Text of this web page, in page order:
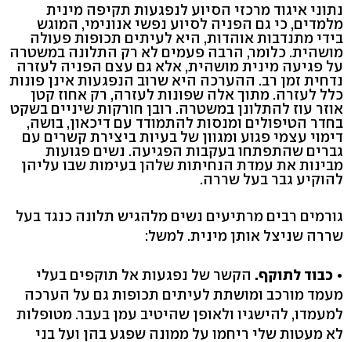
נתוני איגוד מרכזי הסיוע לנפגעות תקיפה מינית
מלמדים, כי גם הפניה לסיוע נפשי אנונימי, המוגש
בידי מתנדבות אוהדות, היא לעיתים תכופות פעולה
מושהית. כלומר, הרבה פעמים לא רק התלונה במשטרה
על פגיעה מינית מושהית, אלא גם עצם הפניה לעזרה
נדחית זמן רב. ההערכה היא שרוב הנפגעות אינן פונות
כלל לעזרה. מתוך אלה שפונות לעזרה, רק אחוז קטן
אוזר עוז להתלונן במשטרה. רובן חורקות שיניים בשקט
בחדר הטיפולים ומנסות להתמודד עם דיכאון, בושה,
דימוי עצמי פגוע ומגוון של בעיות ביצירת קשרים עם
גברים שהתפתחו בעקבות הפגיעה. נשים פגועות
מבינות את עמדת הנחיתות שלהן בעימות שבו עליהן
להוקיע גבר בעל שררה.
גורמים רבים מרתיעים נשים מלהגיש תלונה כנגד בעל
שררה שניצל אותן מינית. למשל:
• כבוד לתוקף. הקשר של נפגעות אל תוקפים בעלי
מעמד מורכב ומושתת לעיתים תכופות גם על הערכה
למעמדו, להישגיו ולאופן שהיטיב עמן בעבר. מטופלות
לא מעטות שלי ריחמו על ממונה שפגע בהן ועל בני